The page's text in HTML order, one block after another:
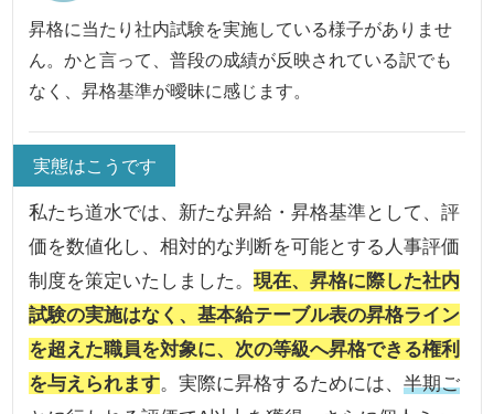
昇格に当たり社内試験を実施している様子がありませ
ん。かと言って、普段の成績が反映されている訳でも
なく、昇格基準が曖昧に感じます。
実態はこうです
私たち道水では、新たな昇給・昇格基準として、評
価を数値化し、相対的な判断を可能とする人事評価
制度を策定いたしました。現在、昇格に際した社内
試験の実施はなく、基本給テーブル表の昇格ライン
を超えた職員を対象に、次の等級へ昇格できる権利
を与えられます。実際に昇格するためには、半期ご